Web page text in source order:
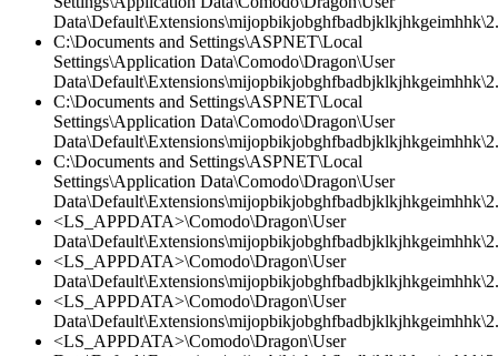
C:\Documents and Settings\ASPNET\Local
Settings\Application Data\Comodo\Dragon\User
C:\Documents and Settings\ASPNET\Local
Settings\Application Data\Comodo\Dragon\User
C:\Documents and Settings\ASPNET\Local
Settings\Application Data\Comodo\Dragon\User
<LS_APPDATA>\Comodo\Dragon\User
<LS_APPDATA>\Comodo\Dragon\User
<LS_APPDATA>\Comodo\Dragon\User
<LS_APPDATA>\Comodo\Dragon\User